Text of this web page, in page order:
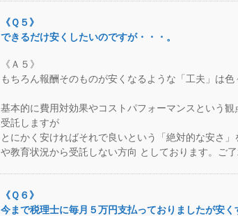
《Ｑ５》
できるだけ安くしたいのですが・・・。
《Ａ５》
もちろん報酬そのものが安くなるような「工夫」は色
基本的に費用対効果やコストパフォーマンスという
受託しますが
とにかく安ければそれで良いという「絶対的な安さ
や教育状況から受託しない方向 としております。ご了
《Ｑ６》
今まで税理士に毎月５万円支払っておりましたが安く